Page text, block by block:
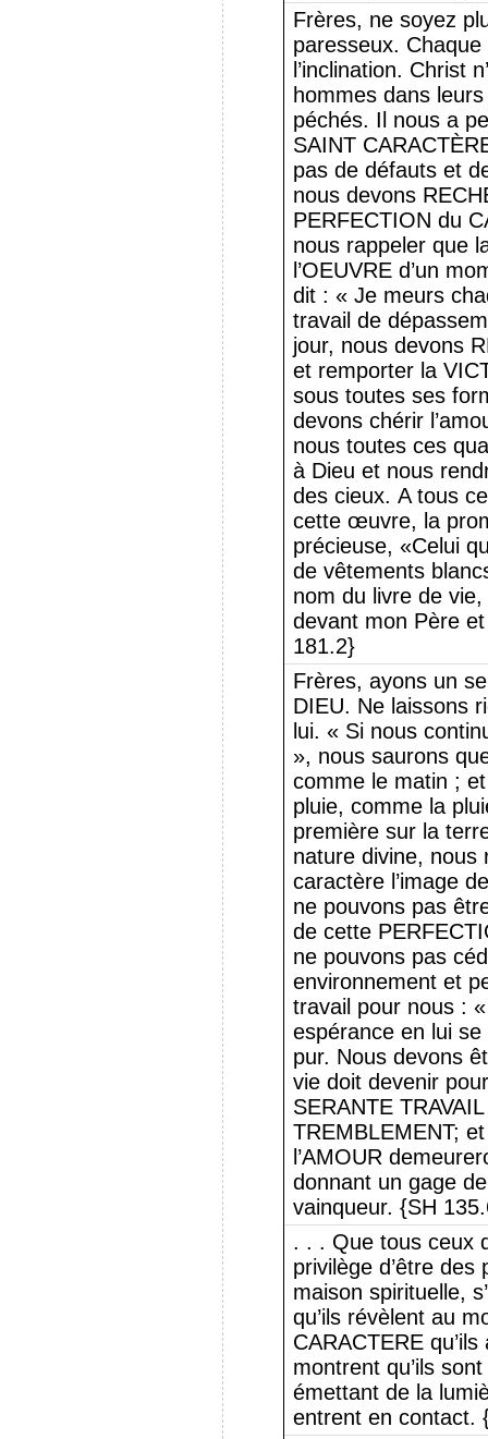
Frères, ne soyez
paresseux.
l’inclination. Christ
hommes dans
péchés. Il nous a
SAINT
pas de défauts et
nous devons
PERFECTION du
nous rappeler que
l’OEUVRE d’un
dit : « Je meurs
travail de
jour, nous devons
et remporter la
sous toutes ses
devons chérir
nous toutes ces
à Dieu et nous
des cieux. A tous
cette œuvre, la
précieuse, «Celui
de vêtements
nom du livre de
devant mon Père
181.2}
Frères, ayons un
DIEU. Ne laissons
lui. « Si nous
», nous saurons
comme le matin ;
pluie, comme la
première sur la
nature divine, nous
caractère l’image
ne pouvons pas
de cette
ne pouvons pas
environnement et
travail pour nous :
espérance en lui
pur. Nous devons
vie doit devenir
SERANTE
TREMBLEMENT;
l’AMOUR
donnant un gage
vainqueur. {SH
. . . Que tous ceux
privilège d’être
maison spirituelle,
qu’ils révèlent au
CARACTERE
montrent qu’ils
émettant de la
entrent en contact.